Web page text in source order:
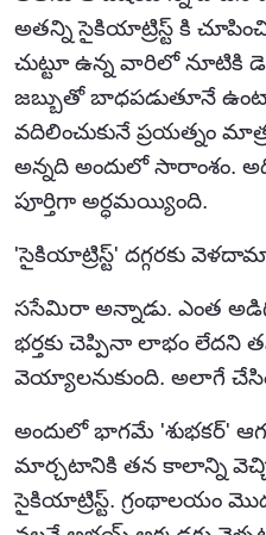
అతన్ని సైకియాట్రిస్ట్ కి
చుట్టూ ఉన్న వారిలో
జబ్బుతో బాధపడుతూనే
వదిలించుకునే ప్రయత్నం
అన్నది అందులో
పూర్తిగా అర్ధమయ్యింది.
'సైకియాట్రిస్ట్' దగ్గరకు
ససేమిరా అన్నాడు. ఎంత
భర్తకు చెప్పినా లాభం లేదని
వెయ్యాలనుకుంది. అలాగే
అందులో భాగమే 'శుభకర్'
మార్చటానికి తన కాలాన్ని
సైకియాట్రిస్ట్. గ్రంథాలయం